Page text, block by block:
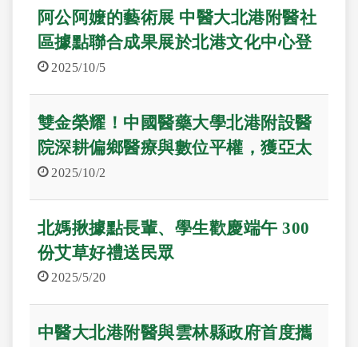
阿公阿嬤的藝術展 中醫大北港附醫社
區據點聯合成果展於北港文化中心登
場2025/10/5
雙金榮耀！中國醫藥大學北港附設醫
院深耕偏鄉醫療與數位平權，獲亞太
暨臺灣永續行動獎(APSAA & TSAA)
雙料金獎
2025/10/2
北媽揪據點長輩、學生歡慶端午 300
份艾草好禮送民眾
2025/5/20
中醫大北港附醫與雲林縣政府首度攜